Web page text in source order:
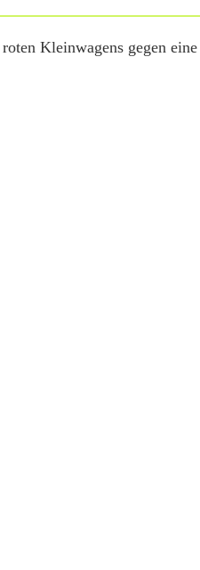
Kleinwagens gegen eine